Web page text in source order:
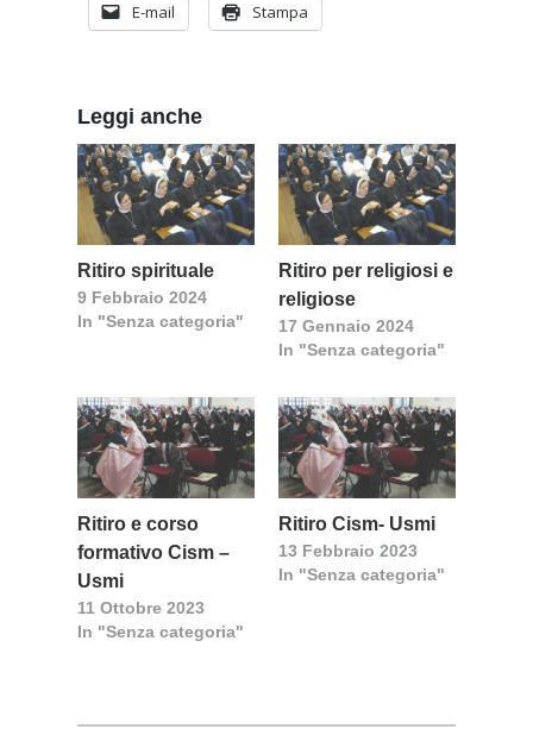
E-mail Stampa
Leggi anche
Ritiro spirituale
9 Febbraio 2024
In "Senza categoria"
Ritiro per religiosi e
religiose
17 Gennaio 2024
In "Senza categoria"
Ritiro e corso
formativo Cism –
Usmi
11 Ottobre 2023
In "Senza categoria"
Ritiro Cism- Usmi
13 Febbraio 2023
In "Senza categoria"